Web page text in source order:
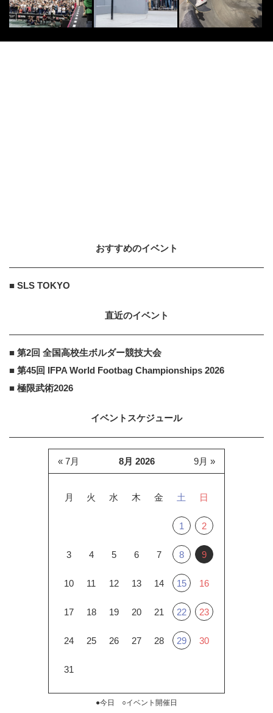
おすすめのイベント
■ SLS TOKYO
直近のイベント
■ 第2回 全国高校生ボルダー競技大会
■ 第45回 IFPA World Footbag Championships 2026
■ 極限武術2026
イベントスケジュール
8月 2026
月 火 水 木 金 土 日
1 2
3 4 5 6 7 8 9
10 11 12 13 14 15 16
17 18 19 20 21 22 23
24 25 26 27 28 29 30
31
« 7月 9月 »
●今日 ○イベント開催日